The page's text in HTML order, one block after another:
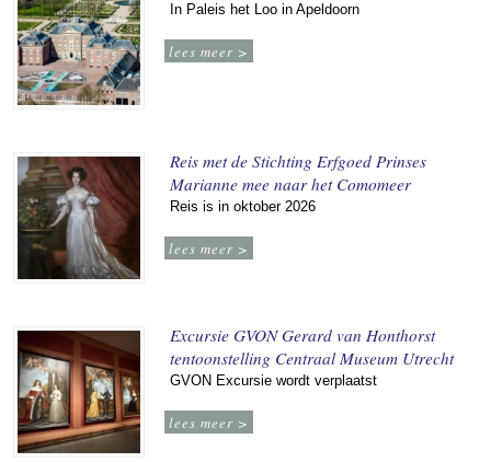
In Paleis het Loo in Apeldoorn
lees meer >
Reis met de Stichting Erfgoed Prinses
Marianne mee naar het Comomeer
Reis is in oktober 2026
lees meer >
Excursie GVON Gerard van Honthorst
tentoonstelling Centraal Museum Utrecht
GVON Excursie wordt verplaatst
lees meer >